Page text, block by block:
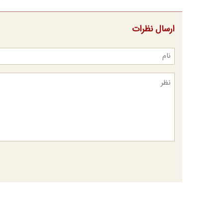
ارسال نظرات